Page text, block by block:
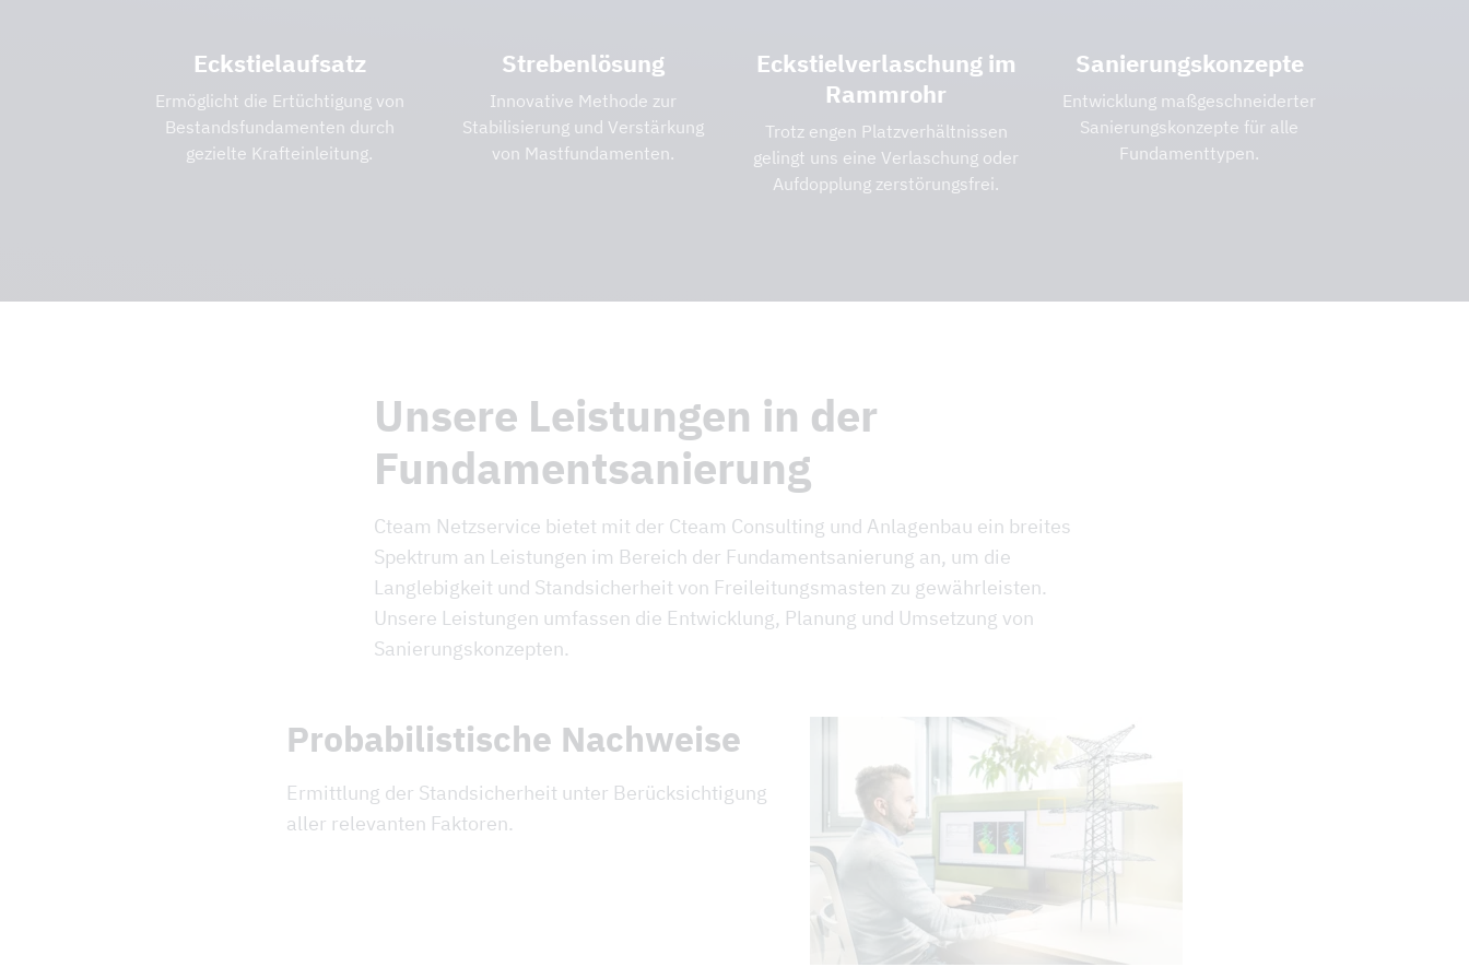
Eckstielaufsatz
Ermöglicht die Ertüchtigung von
Bestandsfundamenten durch
gezielte Krafteinleitung.
Strebenlösung
Innovative Methode zur
Stabilisierung und Verstärkung
von Mastfundamenten.
Eckstielverlaschung im
Rammrohr
Trotz engen Platzverhältnissen
gelingt uns eine Verlaschung oder
Aufdopplung zerstörungsfrei.
Sanierungskonzepte
Entwicklung maßgeschneiderter
Sanierungskonzepte für alle
Fundamenttypen.
Unsere Leistungen in der
Fundamentsanierung
Cteam Netzservice bietet mit der Cteam Consulting und Anlagenbau ein breites
Spektrum an Leistungen im Bereich der Fundamentsanierung an, um die
Langlebigkeit und Standsicherheit von Freileitungsmasten zu gewährleisten.
Unsere Leistungen umfassen die Entwicklung, Planung und Umsetzung von
Sanierungskonzepten.
Probabilistische Nachweise
Ermittlung der Standsicherheit unter Berücksichtigung
aller relevanten Faktoren.